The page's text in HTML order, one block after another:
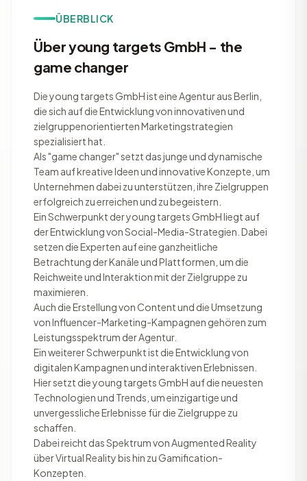
ÜBERBLICK
Über young targets GmbH - the
game changer
Die young targets GmbH ist eine Agentur aus Berlin,
die sich auf die Entwicklung von innovativen und
zielgruppenorientierten Marketingstrategien
spezialisiert hat.
Als "game changer" setzt das junge und dynamische
Team auf kreative Ideen und innovative Konzepte, um
Unternehmen dabei zu unterstützen, ihre Zielgruppen
erfolgreich zu erreichen und zu begeistern.
Ein Schwerpunkt der young targets GmbH liegt auf
der Entwicklung von Social-Media-Strategien. Dabei
setzen die Experten auf eine ganzheitliche
Betrachtung der Kanäle und Plattformen, um die
Reichweite und Interaktion mit der Zielgruppe zu
maximieren.
Auch die Erstellung von Content und die Umsetzung
von Influencer-Marketing-Kampagnen gehören zum
Leistungsspektrum der Agentur.
Ein weiterer Schwerpunkt ist die Entwicklung von
digitalen Kampagnen und interaktiven Erlebnissen.
Hier setzt die young targets GmbH auf die neuesten
Technologien und Trends, um einzigartige und
unvergessliche Erlebnisse für die Zielgruppe zu
schaffen.
Dabei reicht das Spektrum von Augmented Reality
über Virtual Reality bis hin zu Gamification-
Konzepten.